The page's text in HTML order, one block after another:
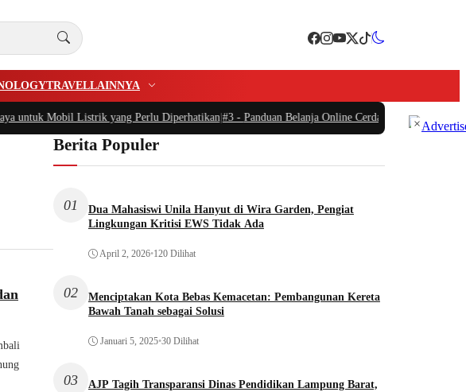
TRAVELLAINNYA
untuk Mobil Listrik yang Perlu Diperhatikan|#3 - Panduan Belanja Online Cerdas: Pilih Produk
Berita Populer
01
Dua Mahasiswi Unila Hanyut di Wira Garden, Pengiat
Lingkungan Kritisi EWS Tidak Ada
April 2, 2026•120 Dilihat
02
Menciptakan Kota Bebas Kemacetan: Pembangunan Kereta
Bawah Tanah sebagai Solusi
Januari 5, 2025•30 Dilihat
03
AJP Tagih Transparansi Dinas Pendidikan Lampung Barat,
×